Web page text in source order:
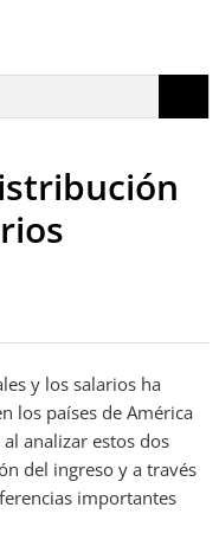
y los salarios ha
los países de América
al analizar estos dos
del ingreso y a través
importantes